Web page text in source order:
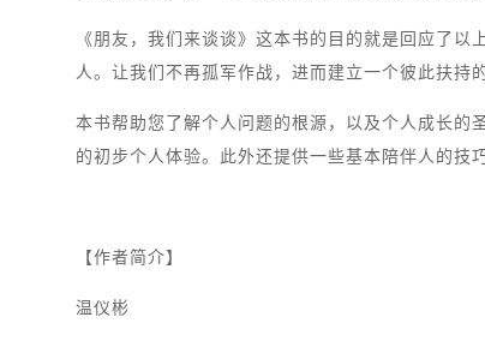
《朋友，我们来谈谈》这本书的目的就是回应了
人。让我们不再孤军作战，进而建立一个彼此扶持
本书帮助您了解个人问题的根源，以及个人成长的
的初步个人体验。此外还提供一些基本陪伴人的技
【作者简介】
温仪彬